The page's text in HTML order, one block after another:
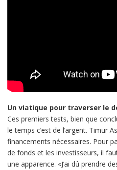
Un viatique pour traverser le
Ces premiers tests, bien que
le temps c’est de l’argent. Timur
financements nécessaires. Pour
de fonds et les investisseurs, il
une apparence. «J’ai dû prendre